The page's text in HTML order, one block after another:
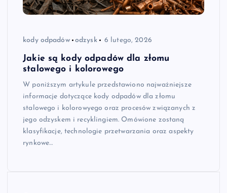
kody odpadów odzysk 6 lutego, 2026
Jakie są kody odpadów dla złomu
stalowego i kolorowego
W poniższym artykule przedstawiono najważniejsze
informacje dotyczące kody odpadów dla złomu
stalowego i kolorowyego oraz procesów związanych z
jego odzyskem i recyklingiem. Omówione zostaną
klasyfikacje, technologie przetwarzania oraz aspekty
rynkowe…